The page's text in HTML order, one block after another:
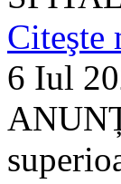
Citeşte
6 Iul